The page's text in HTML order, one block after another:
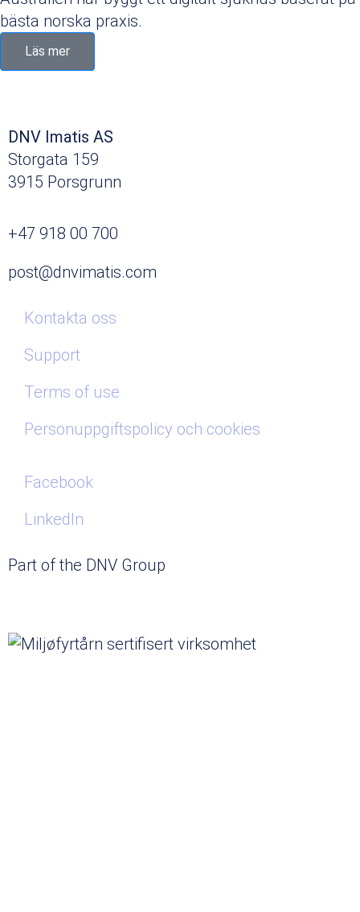
bästa norska praxis.
Läs mer
DNV Imatis AS
Storgata 159
3915 Porsgrunn
+47 918 00 700
post@dnvimatis.com
Kontakta oss
Support
Terms of use
Personuppgiftspolicy och cookies
Facebook
LinkedIn
Part of the DNV Group